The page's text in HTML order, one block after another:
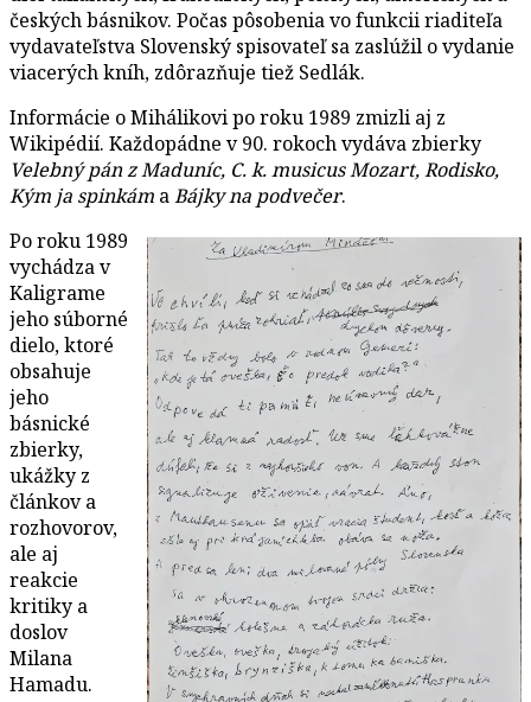
českých básnikov. Počas pôsobenia vo funkcii riaditeľa
vydavateľstva Slovenský spisovateľ sa zaslúžil o vydanie
viacerých kníh, zdôrazňuje tiež Sedlák.
Informácie o Mihálikovi po roku 1989 zmizli aj z
Wikipédií. Každopádne v 90. rokoch vydáva zbierky
Velebný pán z Maduníc, C. k. musicus Mozart, Rodisko,
Kým ja spinkám aBájky na podvečer.
Po roku 1989
vychádza v
Kaligrame
jeho súborné
dielo, ktoré
obsahuje
jeho
básnické
zbierky,
ukážky z
článkov a
rozhovorov,
ale aj
reakcie
kritiky a
doslov
Milana
Hamadu.